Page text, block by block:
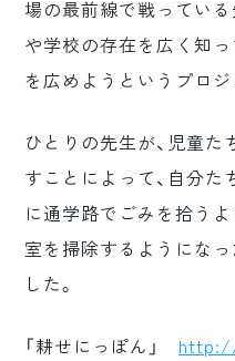
場の最前線で戦っている
や学校の存在を広く知っ
を広めようというプロジ
ひとりの先生が、児童
すことによって、自分た
に通学路でごみを拾う
室を掃除するようにな
した。
「耕せにっぽん」